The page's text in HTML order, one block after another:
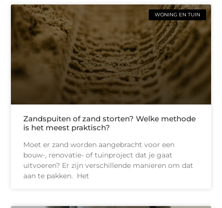
WONING EN TUIN
Zandspuiten of zand storten? Welke methode
is het meest praktisch?
Moet er zand worden aangebracht voor een
bouw-, renovatie- of tuinproject dat je gaat
uitvoeren? Er zijn verschillende manieren om dat
aan te pakken. Het